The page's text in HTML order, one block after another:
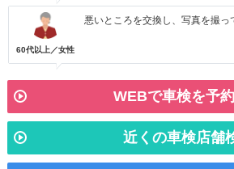
60代以上／女性
悪いところを交換し、写真を撮っ
WEBで車検を予
近くの車検店舗